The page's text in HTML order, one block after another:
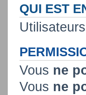
QUI EST
Vous ne
Vous ne